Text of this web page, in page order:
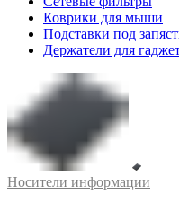
Коврики для мыши
Подставки под
Держатели для
Носители информации